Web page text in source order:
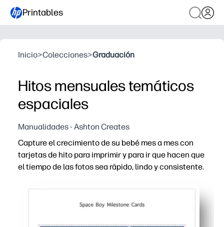
Printables
Inicio>Colecciones>Graduación
Hitos mensuales temáticos
espaciales
Manualidades - Ashton Creates
Capture el crecimiento de su bebé mes a mes con
tarjetas de hito para imprimir y para ir que hacen que
el tiempo de las fotos sea rápido, lindo y consistente.
Cero preparación: simplemente imprima en casa y
Diseño listo para fotos: colores coordinados y